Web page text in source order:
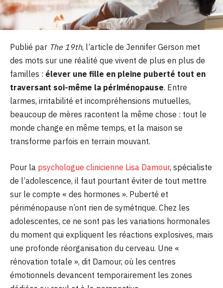
Publié par The 19th, l’article de Jennifer Gerson met
des mots sur une réalité que vivent de plus en plus de
familles : élever une fille en pleine puberté tout en
traversant soi-même la périménopause. Entre
larmes, irritabilité et incompréhensions mutuelles,
beaucoup de mères racontent la même chose : tout le
monde change en même temps, et la maison se
transforme parfois en terrain mouvant.
Pour la psychologue clinicienne Lisa Damour, spécialiste
de l’adolescence, il faut pourtant éviter de tout mettre
sur le compte « des hormones ». Puberté et
périménopause n’ont rien de symétrique. Chez les
adolescentes, ce ne sont pas les variations hormonales
du moment qui expliquent les réactions explosives, mais
une profonde réorganisation du cerveau. Une «
rénovation totale », dit Damour, où les centres
émotionnels devancent temporairement les zones